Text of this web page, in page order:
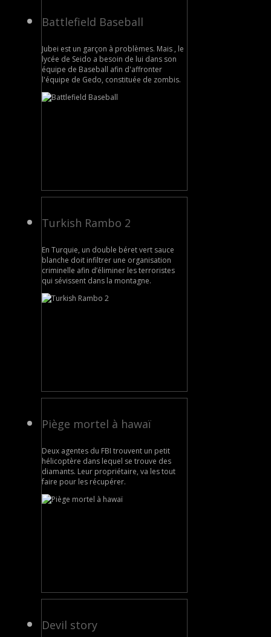
Battlefield Baseball
Jubei est un garçon à problèmes. Mais , le
lycée de Seido a besoin de lui dans son
équipe de Baseball afin d'affronter
l'équipe de Gedo, constituée de zombis.
Turkish Rambo 2
En Turquie, un double béret vert sauce
blanche doit infiltrer une organisation
criminelle afin d’éliminer les terroristes
qui sévissent dans la montagne.
Piège mortel à hawaï
Deux agentes du FBI trouvent un petit
hélicoptère dans lequel se trouve des
diamants. Leur propriétaire, va les tout
faire pour les récupérer.
Devil story